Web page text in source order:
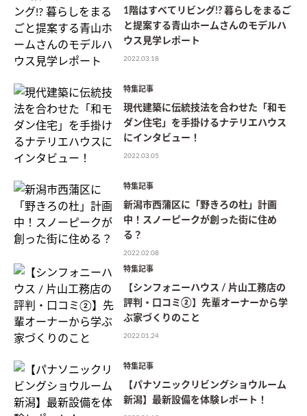
1階はすべてリビング!? 暮らしをまるご
と提案する青山ホームさんのモデルハ
ウス見学レポート
2022.03.18
特集記事
現代建築に伝統技法を合わせた「和モ
ダン住宅」を手掛けるナテリエハウス
にインタビュー！
2022.03.05
特集記事
新潟市西蒲区に「野きろの杜」計画
中！スノーピークが創った街に住め
る？
2022.02.08
特集記事
【シンフォニーハウス / 片山工務店の
評判・口コミ②】先輩オーナーから学
ぶ家づくりのこと
2022.01.24
特集記事
【パナソニックリビングショウルーム
新潟】最新設備を体験レポート！